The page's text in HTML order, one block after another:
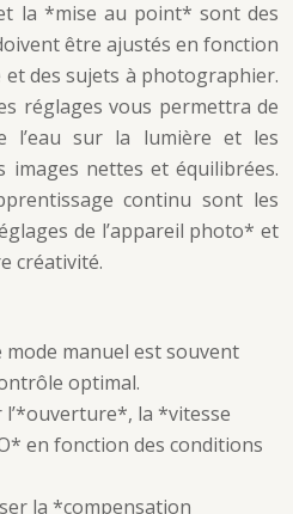
la *mise au point* sont des
être ajustés en fonction
des sujets à photographier.
réglages vous permettra de
l’eau sur la lumière et les
images nettes et équilibrées.
continu sont les
de l’appareil photo* et
créativité.
manuel est souvent
optimal.
la *vitesse
en fonction des conditions
la *compensation